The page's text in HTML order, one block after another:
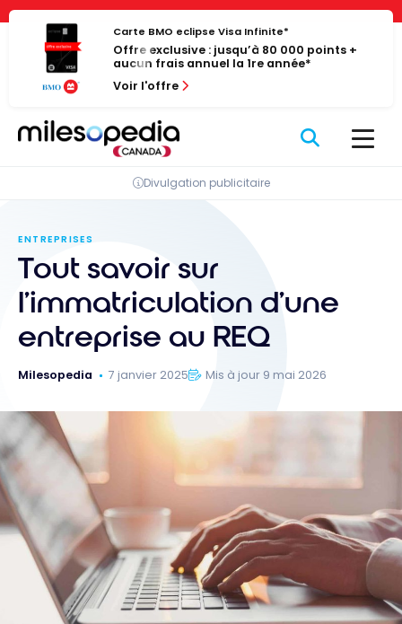
Panneau de gestion des cookies
Passer
contenu
Carte BMO eclipse Visa Infinite*
Offre exclusive : jusqu’à 80 000 points +
aucun frais annuel la 1re année*
Voir l'offre
Divulgation publicitaire
ENTREPRISES
Tout savoir sur
l’immatriculation d’une
entreprise au REQ
Milesopedia 7 janvier 2025 Mis à jour 9 mai 2026